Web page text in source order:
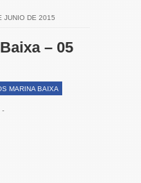
JUNIO DE 2015
– 05
MARINA BAIXA
-